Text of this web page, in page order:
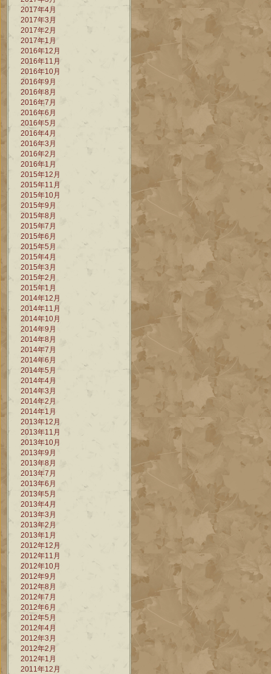
2017年4月
2017年3月
2017年2月
2017年1月
2016年12月
2016年11月
2016年10月
2016年9月
2016年8月
2016年7月
2016年6月
2016年5月
2016年4月
2016年3月
2016年2月
2016年1月
2015年12月
2015年11月
2015年10月
2015年9月
2015年8月
2015年7月
2015年6月
2015年5月
2015年4月
2015年3月
2015年2月
2015年1月
2014年12月
2014年11月
2014年10月
2014年9月
2014年8月
2014年7月
2014年6月
2014年5月
2014年4月
2014年3月
2014年2月
2014年1月
2013年12月
2013年11月
2013年10月
2013年9月
2013年8月
2013年7月
2013年6月
2013年5月
2013年4月
2013年3月
2013年2月
2013年1月
2012年12月
2012年11月
2012年10月
2012年9月
2012年8月
2012年7月
2012年6月
2012年5月
2012年4月
2012年3月
2012年2月
2012年1月
2011年12月